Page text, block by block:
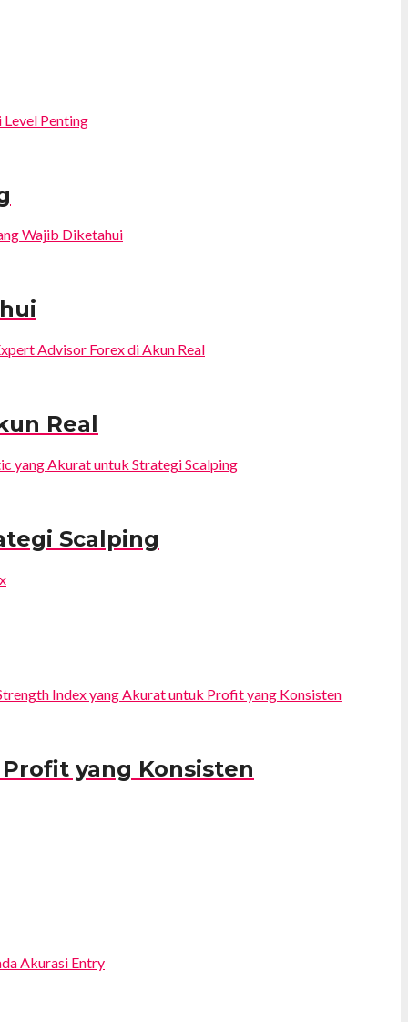
Real
Scalping
yang Konsisten